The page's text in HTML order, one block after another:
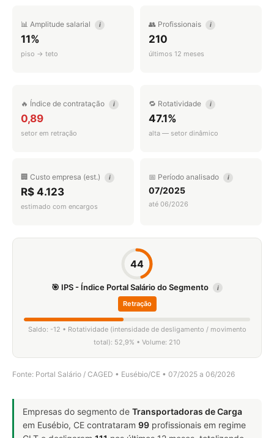
📊 Amplitude salarial i
11%
piso → teto
👥 Profissionais i
210
últimos 12 meses
🔥 Índice de contratação i
0,89
setor em retração
🔁 Rotatividade i
47.1%
alta — setor dinâmico
🏢 Custo empresa (est.) i
R$ 4.123
estimado com encargos
📅 Período analisado i
07/2025
até 06/2026
44
🎯 IPS - Índice Portal Salário do Segmento i
Retração
Saldo: -12 • Rotatividade (intensidade de desligamento / movimento
total): 52,9% • Volume: 210
Fonte: Portal Salário / CAGED • Eusébio/CE • 07/2025 a 06/2026
Empresas do segmento de Transportadoras de Carga
em Eusébio, CE contrataram 99 profissionais em regime